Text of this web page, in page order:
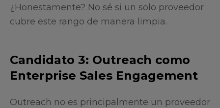
¿Honestamente? No sé si un solo proveedor
cubre este rango de manera limpia.
Candidato 3: Outreach como
Enterprise Sales Engagement
Outreach no es principalmente un proveedor